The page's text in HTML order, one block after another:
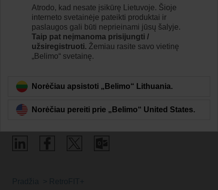
Išnaudokite savo
sistemos potencialą
Atrodo, kad nesate įsikūrę Lietuvoje. Šioje
interneto svetainėje pateikti produktai ir
paslaugos gali būti neprieinami jūsų šalyje.
Taip pat neįmanoma prisijungti /
užsiregistruoti. Žemiau rasite savo vietinę
„Belimo“ svetainę.
Norėčiau apsistoti „Belimo“ Lithuania.
Norėčiau pereiti prie „Belimo“ United States.